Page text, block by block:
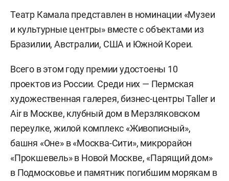
Театр Камала представлен в номинации «Музеи
и культурные центры» вместе с объектами из
Бразилии, Австралии, США и Южной Кореи.
Всего в этом году премии удостоены 10
проектов из России. Среди них — Пермская
художественная галерея, бизнес-центры Taller и
Air в Москве, клубный дом в Мерзляковском
переулке, жилой комплекс «Живописный»,
башня «Оне» в «Москва-Сити», микрорайон
«Прокшевель» в Новой Москве, «Парящий дом»
в Подмосковье и памятник погибшим морякам в